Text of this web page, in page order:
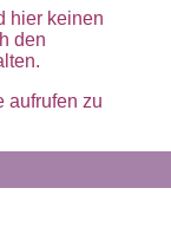
hier keinen
den
aufrufen zu